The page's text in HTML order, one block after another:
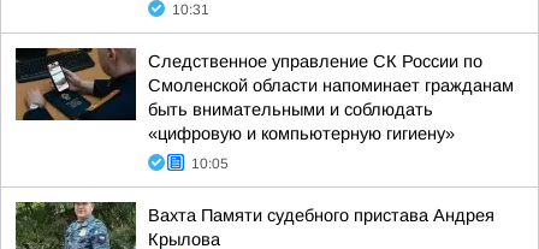
10:31
Следственное управление СК России по
Смоленской области напоминает гражданам
быть внимательными и соблюдать
«цифровую и компьютерную гигиену»
10:05
Вахта Памяти судебного пристава Андрея
Крылова